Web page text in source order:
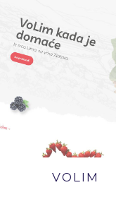
VOLIM